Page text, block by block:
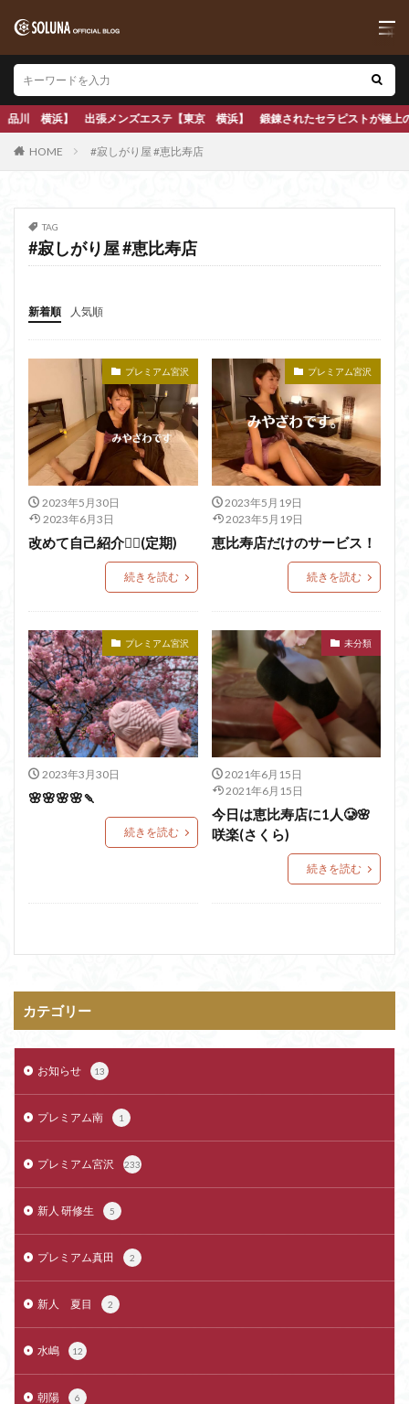
ステ【東京 横浜】 鍛錬されたセラピストが極上の本格アロママッサー
HOME #寂しがり屋 #恵比寿店
TAG
#寂しがり屋 #恵比寿店
新着順 人気順
プレミアム宮沢
2023年5月30日
2023年6月3日
改めて自己紹介🙆‍♀️(定期)
続きを読む
プレミアム宮沢
2023年5月19日
2023年5月19日
恵比寿店だけのサービス！
続きを読む
プレミアム宮沢
2023年3月30日
🌸🌸🌸🌸🍡
続きを読む
未分類
2021年6月15日
2021年6月15日
今日は恵比寿店に1人🥲🌸
咲楽(さくら)
続きを読む
カテゴリー
お知らせ 13
プレミアム南 1
プレミアム宮沢 233
新人 研修生 5
プレミアム真田 2
新人 夏目 2
水嶋 12
朝陽 6